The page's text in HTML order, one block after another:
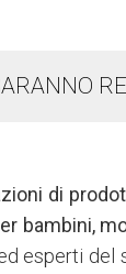
di
bambini,
esperti del